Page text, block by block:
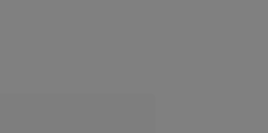
ะนั่นเเปลว่า คุณคือว่าที่สะใภ้วิศวะ